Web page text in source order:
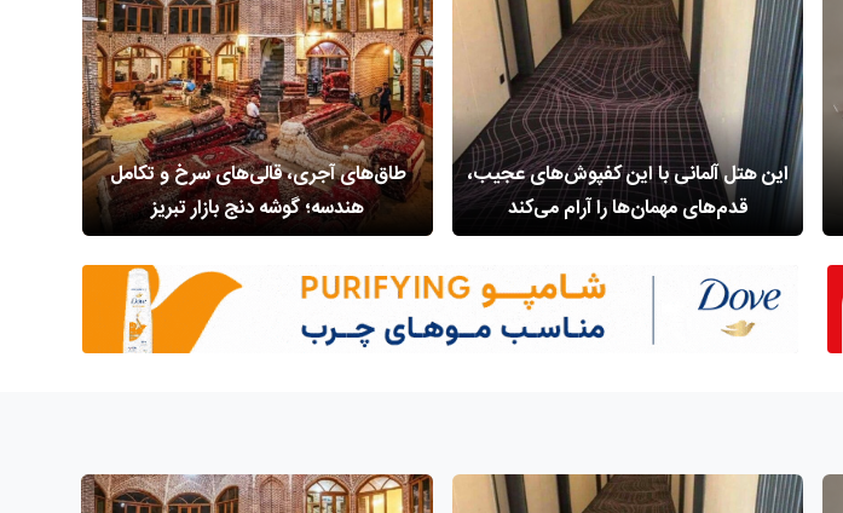
این هتل آلمانی با این کفپوش‌های عجیب،
قدم‌های مهمان‌ها را آرام می‌کند
طاق‌های آجری، قالی‌های سرخ و تکامل
هندسه؛ گوشه دنج بازار تبریز